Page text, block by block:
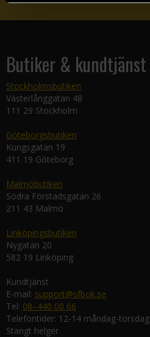
Butiker & kundtjänst
Stockholmsbutiken
Västerlånggatan 48
111 29 Stockholm
Göteborgsbutiken
Kungsgatan 19
411 19 Göteborg
Malmöbutiken
Södra Förstadsgatan 26
211 43 Malmö
Linköpingsbutiken
Nygatan 20
582 19 Linköping
Kundtjänst
E-mail: support@sfbok.se
Tel: 08–440 00 66
Telefontider: 12-14 måndag-torsdag
Stängt helger